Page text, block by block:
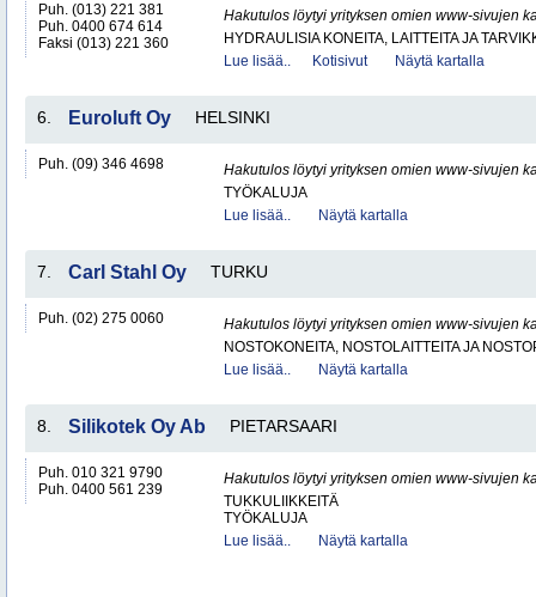
Puh. (013) 221 381
Puh. 0400 674 614
Faksi (013) 221 360
Hakutulos löytyi yrityksen omien www-sivujen
HYDRAULISIA KONEITA, LAITTEITA JA
Lue lisää..
Kotisivut Näytä kartalla
6. Euroluft Oy HELSINKI
Puh. (09) 346 4698
Hakutulos löytyi yrityksen omien www-sivujen
TYÖKALUJA
Lue lisää..
Näytä kartalla
7. Carl Stahl Oy TURKU
Puh. (02) 275 0060
Hakutulos löytyi yrityksen omien www-sivujen
NOSTOKONEITA, NOSTOLAITTEITA JA
Lue lisää..
Näytä kartalla
8. Silikotek Oy Ab PIETARSAARI
Puh. 010 321 9790
Puh. 0400 561 239
Hakutulos löytyi yrityksen omien www-sivujen
TUKKULIIKKEITÄ
TYÖKALUJA
Lue lisää..
Näytä kartalla